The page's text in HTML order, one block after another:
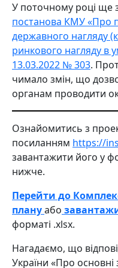
У поточному році ще
постанова КМУ «Про
державного нагляду
ринкового нагляду в
13.03.2022 № 303.
чимало змін, що
органам проводити
Ознайомитись з
посиланням https://
завантажити його у
нижче.
Перейти до
плануабо
форматі .xlsx.
Нагадаємо, що
України «Про